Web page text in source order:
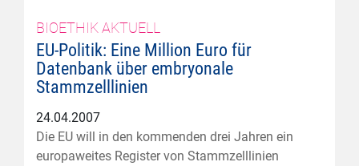
BIOETHIK AKTUELL
EU-Politik: Eine Million Euro für
Datenbank über embryonale
Stammzelllinien
24.04.2007
Die EU will in den kommenden drei Jahren ein
europaweites Register von Stammzelllinien